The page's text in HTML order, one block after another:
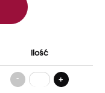
Ilość
- +